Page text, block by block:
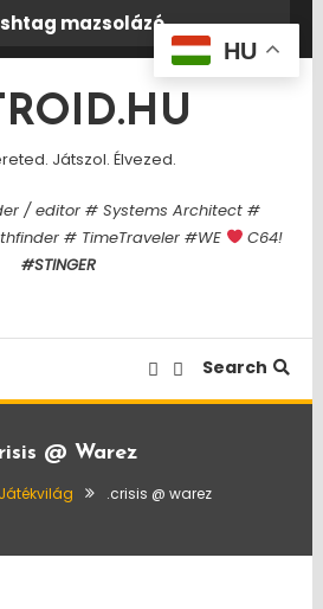
mazsolázó
Játszol. Élvezed.
/ editor # Systems Architect #
# TimeTraveler #WE
C64!
#STINGER
Search
@ Warez
Játékvilág .crisis @ warez
HU